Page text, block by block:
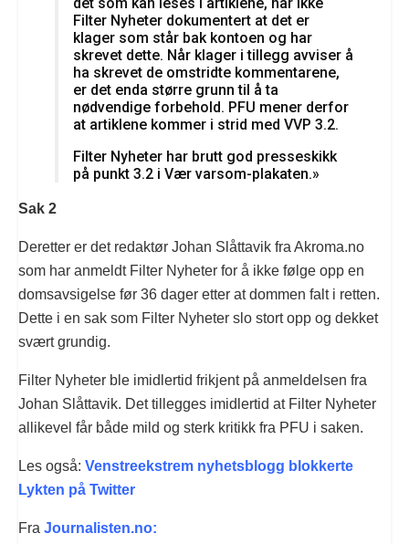
Filter Nyheter dokumentert at det er
klager som står bak kontoen og har
skrevet dette. Når klager i tillegg avviser å
ha skrevet de omstridte kommentarene,
er det enda større grunn til å ta
nødvendige forbehold. PFU mener derfor
at artiklene kommer i strid med VVP 3.2.
Filter Nyheter har brutt god presseskikk
på punkt 3.2 i Vær varsom-plakaten.»
Sak 2
Deretter er det redaktør Johan Slåttavik fra Akroma.no
som har anmeldt Filter Nyheter for å ikke følge opp en
domsavsigelse før 36 dager etter at dommen falt i retten.
Dette i en sak som Filter Nyheter slo stort opp og dekket
svært grundig.
Filter Nyheter ble imidlertid frikjent på anmeldelsen fra
Johan Slåttavik. Det tillegges imidlertid at Filter Nyheter
allikevel får både mild og sterk kritikk fra PFU i saken.
Les også: Venstreekstrem nyhetsblogg blokkerte
Lykten på Twitter
Fra Journalisten.no: